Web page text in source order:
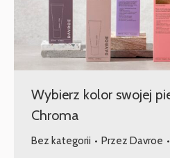
Wybierz kolor swojej
Chroma
Bez kategorii Przez Davroe